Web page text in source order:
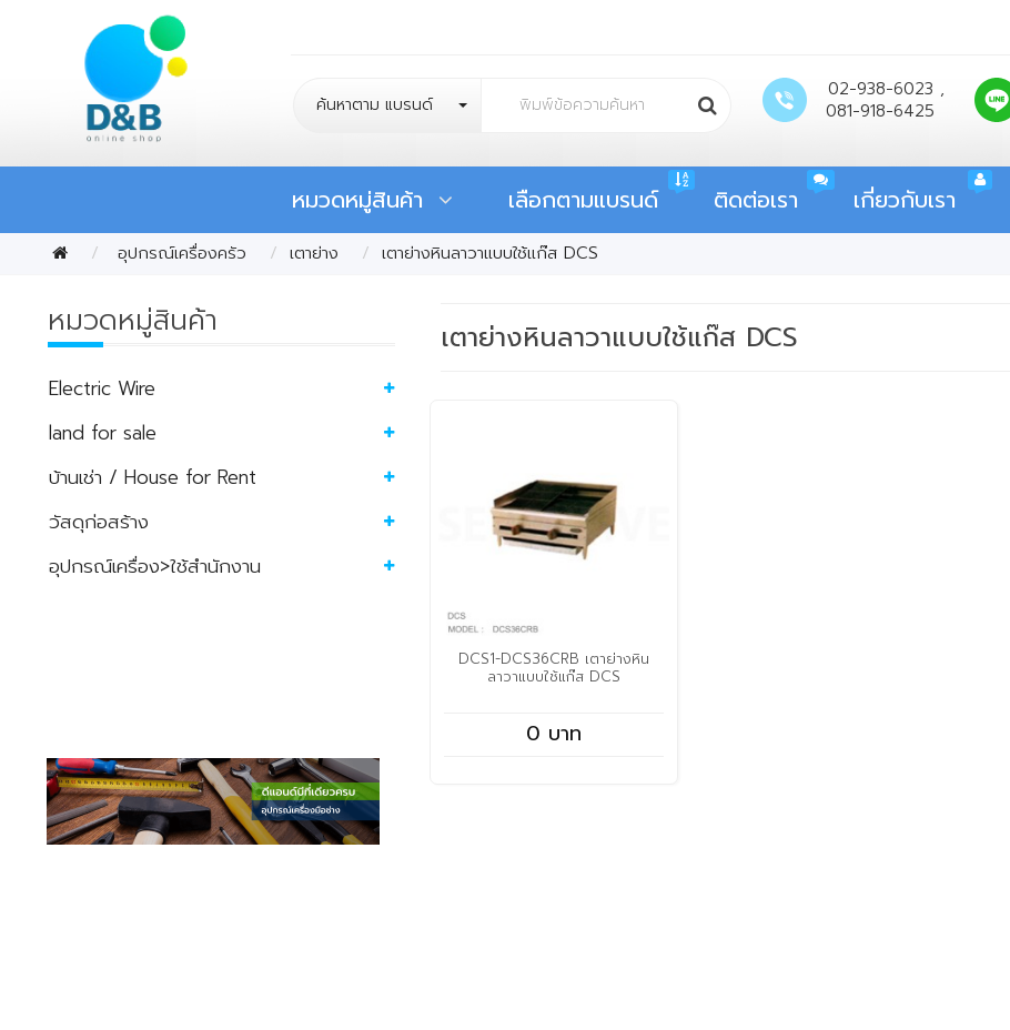
ค้นหาตาม แบรนด์
02-938-6023 ,
081-918-6425
หมวดหมู่สินค้า เลือกตามแบรนด์ ติดต่อเรา เกี่ยวกับเรา
อุปกรณ์เครื่องครัว เตาย่าง เตาย่างหินลาวาแบบใช้แก๊ส DCS
หมวดหมู่สินค้า
Electric Wire
land for sale
บ้านเช่า / House for Rent
วัสดุก่อสร้าง
อุปกรณ์เครื่อง>ใช้สำนักงาน
เตาย่างหินลาวาแบบใช้แก๊ส DCS
DCS1-DCS36CRB เตาย่างหิน
ลาวาแบบใช้แก๊ส DCS
0 บาท